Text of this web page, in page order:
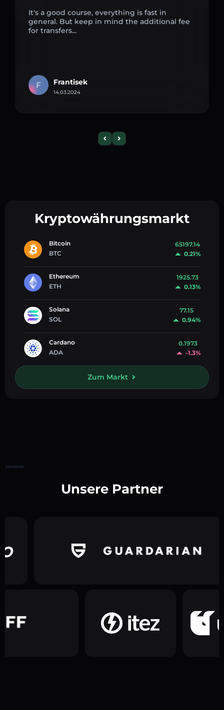
It's a good course, everything is fast in
general. But keep in mind the additional fee
for transfers...
F Frantisek
14.03.2024
Kryptowährungsmarkt
Bitcoin
BTC
65197.14
0.21%
Ethereum
ETH
1925.73
0.13%
Solana
SOL
77.15
0.94%
Cardano
ADA
0.1973
-1.3%
Zum Markt
Startseite
Unsere Partner